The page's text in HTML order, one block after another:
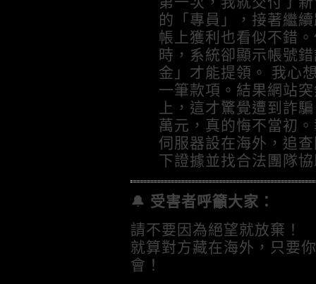
的「專員」，接著繼
帳上獲利也看似不錯
時，系統卻顯示帳號
金」才能提領。 我心
一筆款項。結果網站
上，這才驚覺遭到詐
萬元，真的悔不當初
伺服器設在海外，追
下證據並找合法團隊
🔔 受害者呼籲大家：
請不要因為絕望就放棄！
就算對方藏在海外，只要
會！